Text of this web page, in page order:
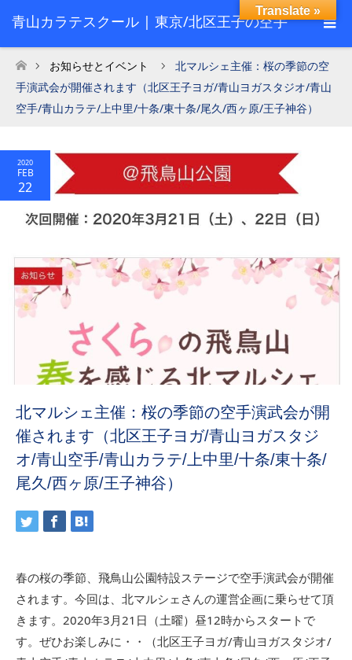
青山カラテスクール | 東京/北区王子の空手
スクール
ホーム
お知らせとイベント
北マルシェ主催：桜の季節の空
手演武会が開催されます（北区王子ヨガ/青山ヨガスタジオ/青山
空手/青山カラテ/上中里/十条/東十条/尾久/西ヶ原/王子神谷）
2020
FEB
22
北マルシェ主催：桜の季節の空手演武会が開
催されます（北区王子ヨガ/青山ヨガスタジ
オ/青山空手/青山カラテ/上中里/十条/東十条/
尾久/西ヶ原/王子神谷）
春の桜の季節、飛鳥山公園特設ステージで空手演武会が開催
されます。今回は、北マルシェさんの運営企画に乗らせて頂
きます。2020年3月21日（土曜）昼12時からスタートで
す。ぜひお楽しみに・・（北区王子ヨガ/青山ヨガスタジオ/
Translate »